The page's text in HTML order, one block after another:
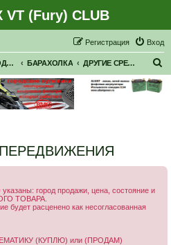
VT (Fury) CLUB
Вход
Регистрация
ПОКУПКА ПРОДАЖА БАРАХОЛКА ДРУГИЕ СРЕДСТВА ПЕРЕДВИЖЕНИЯ
город продажи, цена, состояние и
ТОВАРА.
будет расценено как несогласованная
(КУПЛЮ) или (ПРОДАМ)